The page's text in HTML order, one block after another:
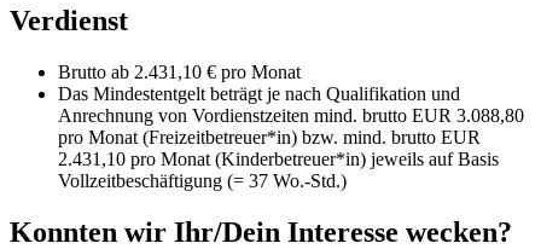
Verdienst
Brutto ab 2.431,10 € pro Monat
Das Mindestentgelt beträgt je nach Qualifikation und
Anrechnung von Vordienstzeiten mind. brutto EUR 3.088,80
pro Monat (Freizeitbetreuer*in) bzw. mind. brutto EUR
2.431,10 pro Monat (Kinderbetreuer*in) jeweils auf Basis
Vollzeitbeschäftigung (= 37 Wo.-Std.)
Konnten wir Ihr/Dein Interesse wecken?